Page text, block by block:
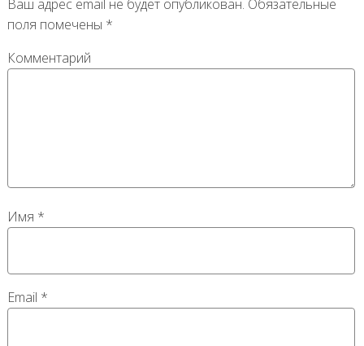
Ваш адрес email не будет опубликован. Обязательные
поля помечены *
Комментарий
Имя *
Email *